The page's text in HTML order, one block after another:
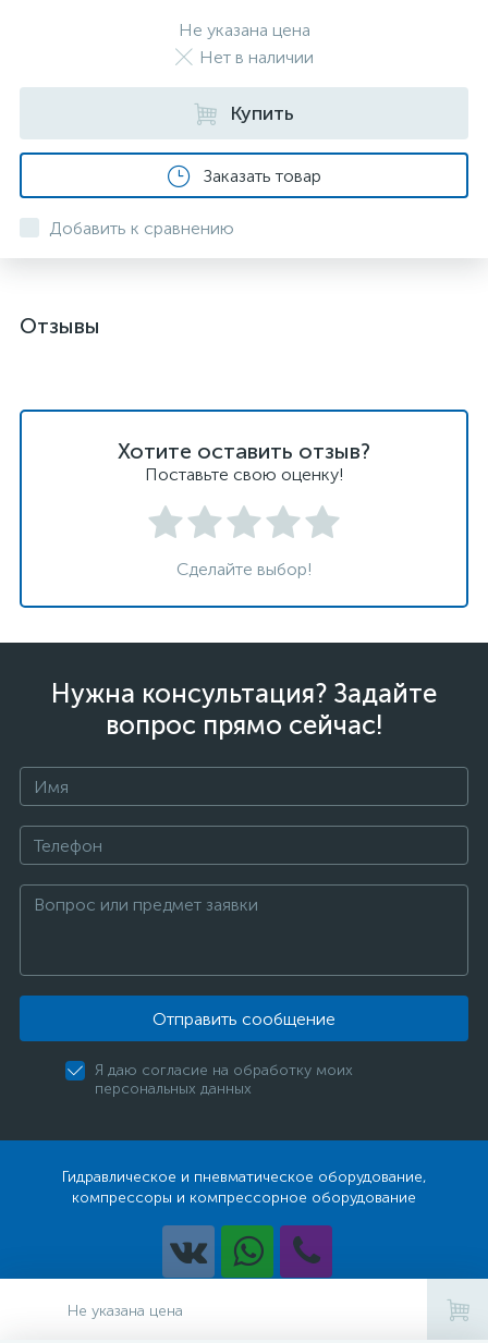
Не указана цена
Не указана цена
Нет в наличии
Купить
Заказать товар
Добавить к сравнению
Отзывы
Хотите оставить отзыв?
Поставьте свою оценку!
Сделайте выбор!
Нужна консультация? Задайте
вопрос прямо сейчас!
Отправить сообщение
Я даю согласие на обработку моих
персональных данных
Гидравлическое и пневматическое оборудование,
компрессоры и компрессорное оборудование